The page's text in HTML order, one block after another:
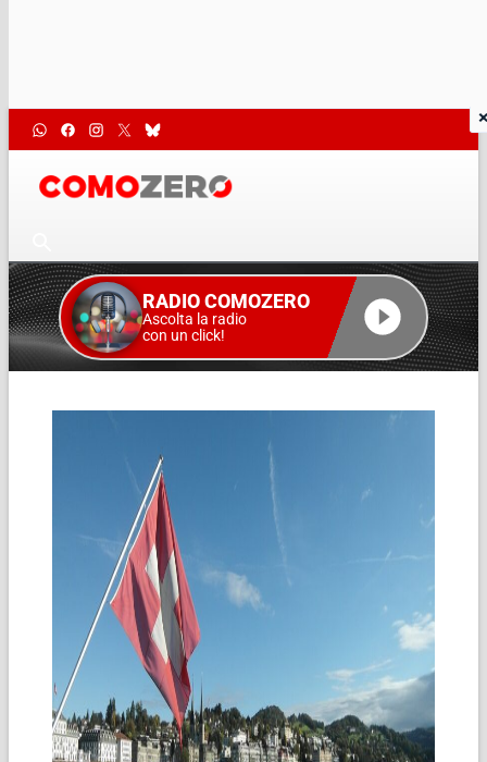
RADIO COMOZERO
Ascolta la radio
con un click!